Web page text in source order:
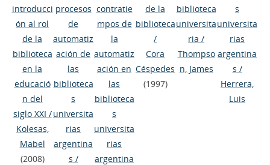
introducci
ón al rol
de la
biblioteca
en la
educació
n del
siglo XXI /
Kolesas,
Mabel
(2008)
procesos
de
automatiz
ación de
las
biblioteca
s
universita
rias
argentina
s /
contratie
mpos de
la
automatiz
ación en
las
biblioteca
s
universita
rias
argentina
de la
biblioteca
/
Cora
Céspedes
(1997)
biblioteca
universita
ria /
Thompso
n, James
s
universita
rias
argentina
s /
Herrera,
Luis